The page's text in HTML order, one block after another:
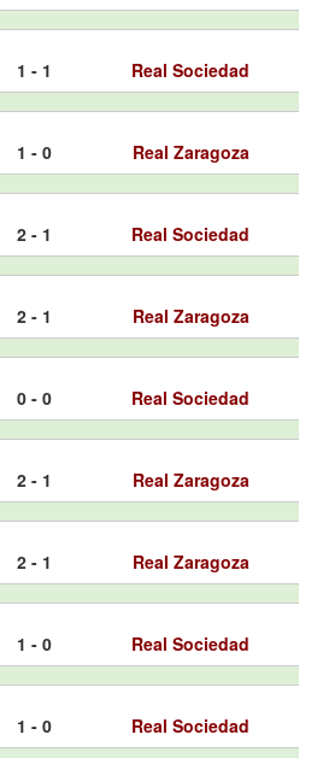
1 - 1 Real Sociedad
1 - 0 Real Zaragoza
2 - 1 Real Sociedad
2 - 1 Real Zaragoza
0 - 0 Real Sociedad
2 - 1 Real Zaragoza
2 - 1 Real Zaragoza
1 - 0 Real Sociedad
1 - 0 Real Sociedad